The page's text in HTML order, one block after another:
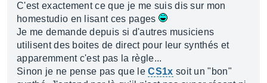
C'est exactement ce que je me suis dis sur mon
homestudio en lisant ces pages
Je me demande depuis si d'autres musiciens
utilisent des boites de direct pour leur synthés et
apparemment c'est pas la règle...
Sinon je ne pense pas que leCS1x soit un "bon"